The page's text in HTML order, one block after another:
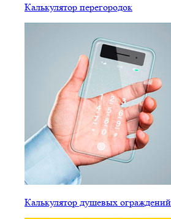
Калькулятор перегородок
Калькулятор душевых ограждений